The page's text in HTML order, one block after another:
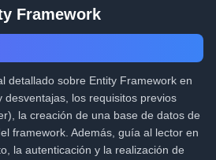
Framework
detallado sobre Entity Framework en
desventajas, los requisitos previos
la creación de una base de datos de
framework. Además, guía al lector en
la autenticación y la realización de